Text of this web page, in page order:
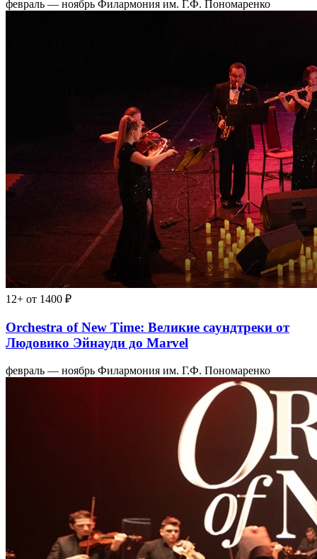
февраль — ноябрь Филармония им. Г.Ф. Пономаренко
12+ от 1400 ₽
Orchestra of New Time: Великие саундтреки от
Людовико Эйнауди до Marvel
февраль — ноябрь Филармония им. Г.Ф. Пономаренко